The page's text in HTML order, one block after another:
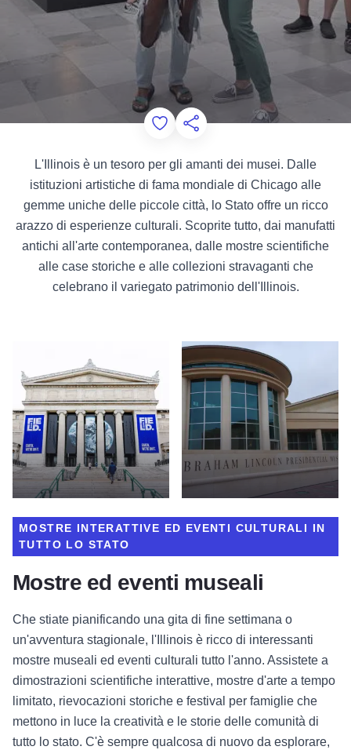
Add to Favorites
Condividi questa pagina
L'Illinois è un tesoro per gli amanti dei musei. Dalle
istituzioni artistiche di fama mondiale di Chicago alle
gemme uniche delle piccole città, lo Stato offre un ricco
arazzo di esperienze culturali. Scoprite tutto, dai manufatti
antichi all'arte contemporanea, dalle mostre scientifiche
alle case storiche e alle collezioni stravaganti che
celebrano il variegato patrimonio dell'Illinois.
Mostre ed eventi museali
MOSTRE INTERATTIVE ED EVENTI CULTURALI IN
TUTTO LO STATO
Che stiate pianificando una gita di fine settimana o
un'avventura stagionale, l'Illinois è ricco di interessanti
mostre museali ed eventi culturali tutto l'anno. Assistete a
dimostrazioni scientifiche interattive, mostre d'arte a tempo
limitato, rievocazioni storiche e festival per famiglie che
mettono in luce la creatività e le storie delle comunità di
tutto lo stato. C'è sempre qualcosa di nuovo da esplorare,